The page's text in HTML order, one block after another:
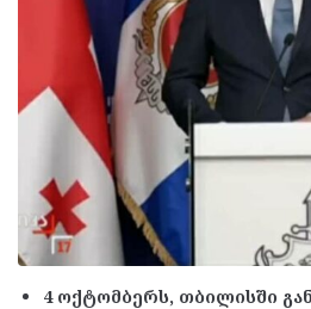
4 ოქტომბერს, თბილისში